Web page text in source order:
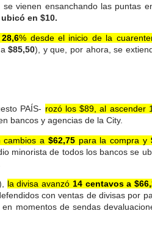
vienen ensanchando las puntas
en $10.
% desde el inicio de la
a$85,50), y que, por ahora, se
PAÍS- rozó los $89, al ascender
bancos y agencias de la City.
cambios a $62,75para la compra y
minorista de todos los bancos se
la divisa avanzó 14 centavos a
con ventas de divisas por
momentos de sendas